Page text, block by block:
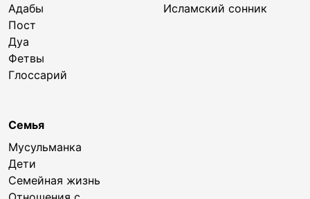
Адабы
Пост
Дуа
Фетвы
Глоссарий
Исламский сонник
Семья
Мусульманка
Дети
Семейная жизнь